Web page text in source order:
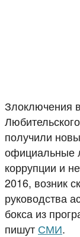
Злоключения
получили
официальные
коррупции и
2016, возник
руководства
бокса из
пишут СМИ.